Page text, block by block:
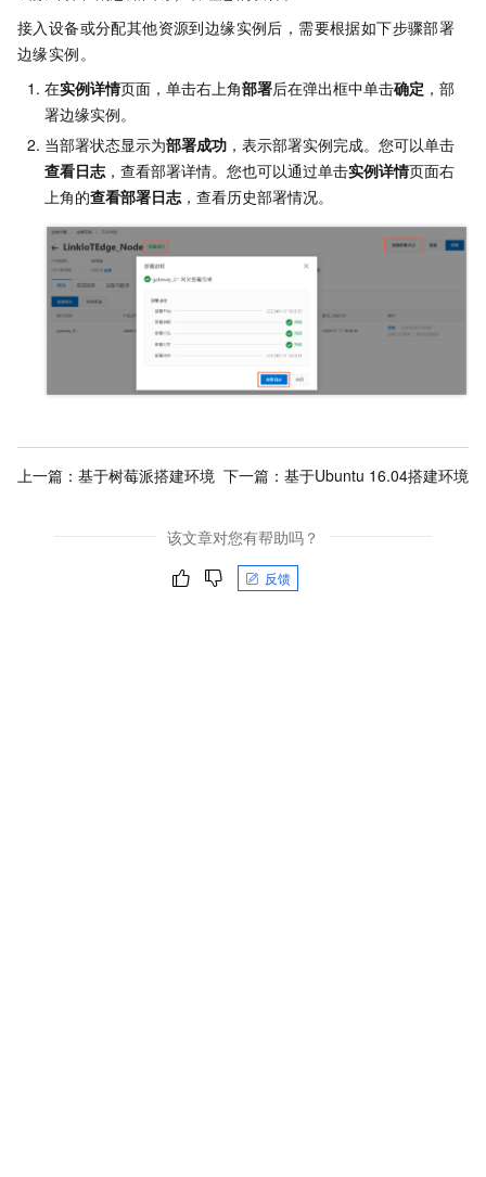
接入设备或分配其他资源到边缘实例后，需要根据如下步骤部署
边缘实例。
在实例详情页面，单击右上角部署后在弹出框中单击确定 ，部
署边缘实例。
当部署状态显示为部署成功 ，表示部署实例完成。您可以单击
查看日志 ，查看部署详情。您也可以通过单击实例详情页面右
上角的查看部署日志 ，查看历史部署情况。
上一篇： 基于树莓派搭建环境 下一篇： 基于Ubuntu 16.04搭建环境
该文章对您有帮助吗？
反馈